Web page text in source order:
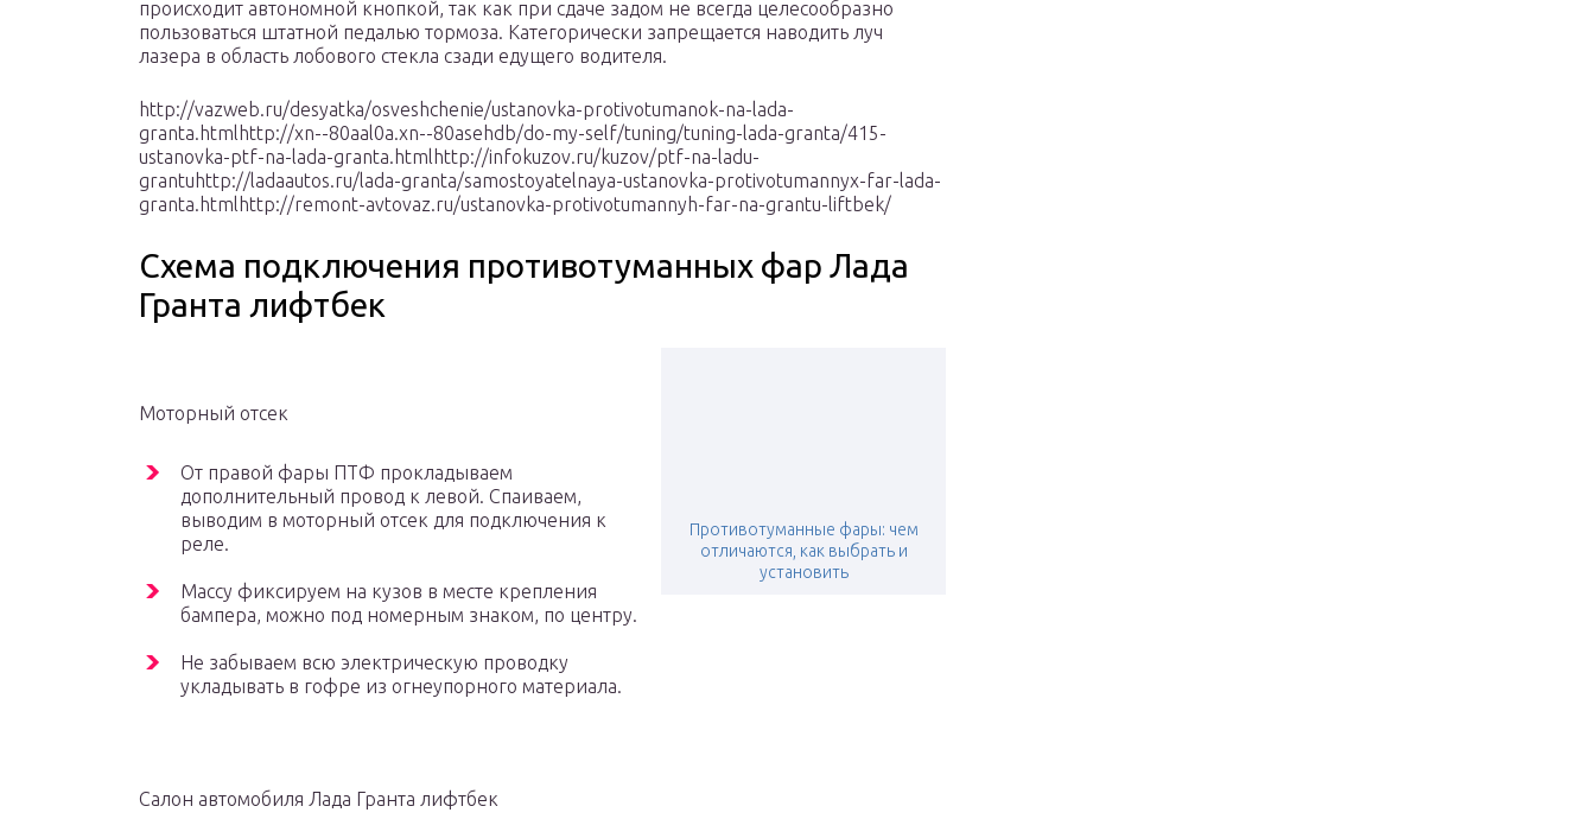
происходит автономной кнопкой, так как при сдаче задом не всегда целесообразно
пользоваться штатной педалью тормоза. Категорически запрещается наводить луч
лазера в область лобового стекла сзади едущего водителя.
http://vazweb.ru/desyatka/osveshchenie/ustanovka-protivotumanok-na-lada-
granta.htmlhttp://xn--80aal0a.xn--80asehdb/do-my-self/tuning/tuning-lada-granta/415-
ustanovka-ptf-na-lada-granta.htmlhttp://infokuzov.ru/kuzov/ptf-na-ladu-
grantuhttp://ladaautos.ru/lada-granta/samostoyatelnaya-ustanovka-protivotumannyx-far-lada-
granta.htmlhttp://remont-avtovaz.ru/ustanovka-protivotumannyh-far-na-grantu-liftbek/
Схема подключения противотуманных фар Лада
Гранта лифтбек
Противотуманные фары: чем
отличаются, как выбрать и
установить
Моторный отсек
От правой фары ПТФ прокладываем
дополнительный провод к левой. Спаиваем,
выводим в моторный отсек для подключения к
реле.
Массу фиксируем на кузов в месте крепления
бампера, можно под номерным знаком, по центру.
Не забываем всю электрическую проводку
укладывать в гофре из огнеупорного материала.
Салон автомобиля Лада Гранта лифтбек